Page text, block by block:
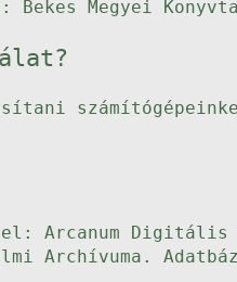
Megyei
Arcanum Digitális
Archívuma.